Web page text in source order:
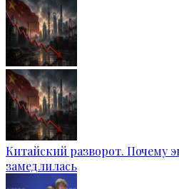
Китайский разворот. Почему
замедлилась